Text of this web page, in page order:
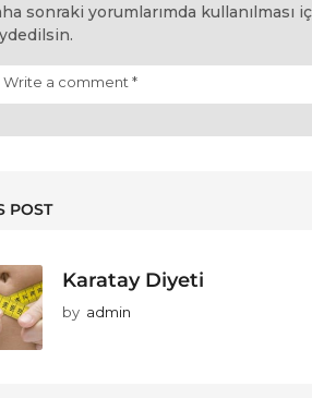
sonraki yorumlarımda kullanılması
POST
Karatay Diyeti
by admin